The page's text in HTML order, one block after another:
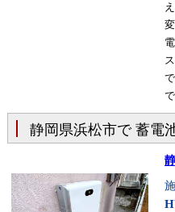
静岡県浜松市で 蓄電